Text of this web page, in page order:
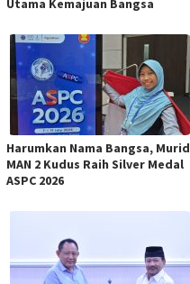
Utama Kemajuan Bangsa
Harumkan Nama Bangsa, Murid
MAN 2 Kudus Raih Silver Medal
ASPC 2026